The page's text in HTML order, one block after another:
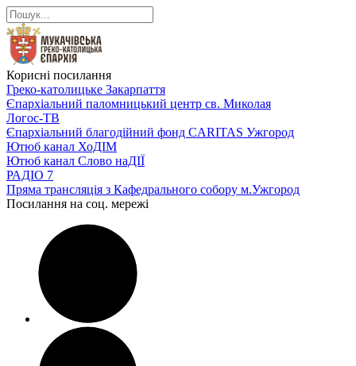
Корисні посилання
Греко-католицьке Закарпаття
Єпархіальний паломницький центр св. Миколая
Логос-ТВ
Єпархіальний благодійний фонд CARITAS Ужгород
Ютюб канал ХоДІМ
Ютюб канал Слово наДІЇ
РАДІО 7
Пряма трансляція з Кафедрального собору м.Ужгород
Посилання на соц. мережі